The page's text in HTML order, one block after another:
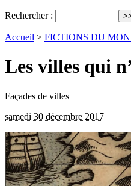
Rechercher :
Accueil > FICTIONS DU
Les villes qui
Façades de villes
samedi 30 décembre 2017